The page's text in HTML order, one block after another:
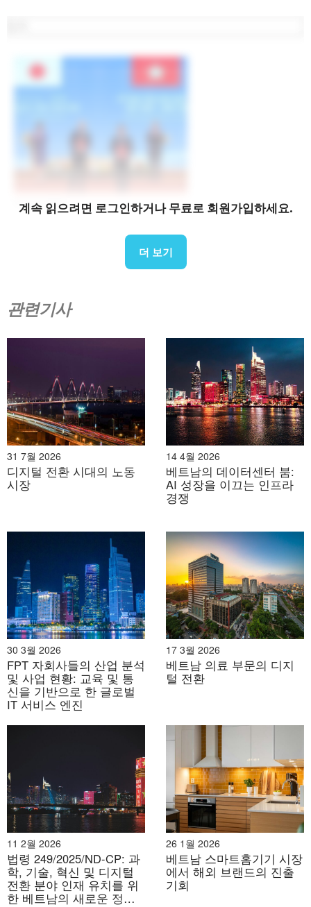
03 Aug 2026
Floods, dams and water control: Japan-Vietnam
cooperation in Climate-resilient Infrastructure
2026년 7월 31일
디지털 전환 시대의 노동 시장
2026년 7월 30일
산업용 부동산 인수합병 활동 증가세
2026년 7월 28일
베트남의 고품질 인적 자원 개발: 정책 우선순위 및 최근 베
트남-일본 협력 현황
계속 읽으려면 로그인하거나 무료로 회원가입하세요.
더 보기
관련기사
31 7월 2026
디지털 전환 시대의 노동
시장
14 4월 2026
베트남의 데이터센터 붐:
AI 성장을 이끄는 인프라
경쟁
30 3월 2026
FPT 자회사들의 산업 분석
및 사업 현황: 교육 및 통
신을 기반으로 한 글로벌
IT 서비스 엔진
17 3월 2026
베트남 의료 부문의 디지
털 전환
11 2월 2026
법령 249/2025/ND-CP: 과
학, 기술, 혁신 및 디지털
전환 분야 인재 유치를 위
한 베트남의 새로운 정책
26 1월 2026
베트남 스마트홈기기 시장
에서 해외 브랜드의 진출
기회